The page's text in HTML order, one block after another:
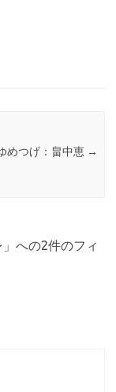
めつげ：畠中恵 →
」への2件のフィ